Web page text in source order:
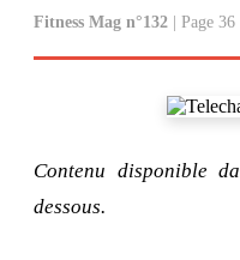
Fitness Mag n°132 | Page 36
Contenu disponible
dessous.